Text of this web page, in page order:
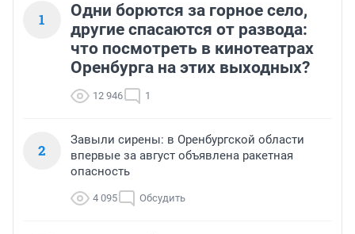
1
Одни борются за горное село,
другие спасаются от развода:
что посмотреть в кинотеатрах
Оренбурга на этих выходных?
12 946 1
2
Завыли сирены: в Оренбургской области
впервые за август объявлена ракетная
опасность
4 095 Обсудить